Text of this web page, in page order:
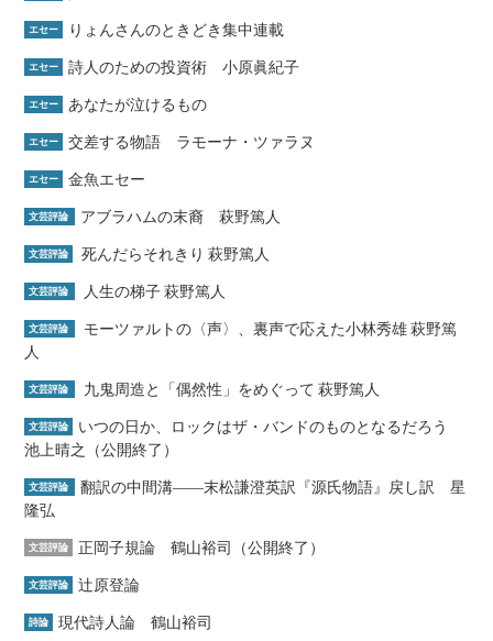
エセー りょんさんのときどき集中連載
エセー 詩人のための投資術 小原眞紀子
エセー あなたが泣けるもの
エセー 交差する物語 ラモーナ・ツァラヌ
エセー 金魚エセー
文芸評論 アブラハムの末裔 萩野篤人
文芸評論 死んだらそれきり 萩野篤人
文芸評論 人生の梯子 萩野篤人
文芸評論
モーツァルトの〈声〉、裏声で応えた小林秀雄 萩野篤
人
文芸評論 九鬼周造と「偶然性」をめぐって 萩野篤人
文芸評論
いつの日か、ロックはザ・バンドのものとなるだろう
池上晴之（公開終了）
文芸評論
翻訳の中間溝――末松謙澄英訳『源氏物語』戻し訳 星
隆弘
文芸評論 正岡子規論 鶴山裕司（公開終了）
文芸評論 辻原登論
詩論 現代詩人論 鶴山裕司